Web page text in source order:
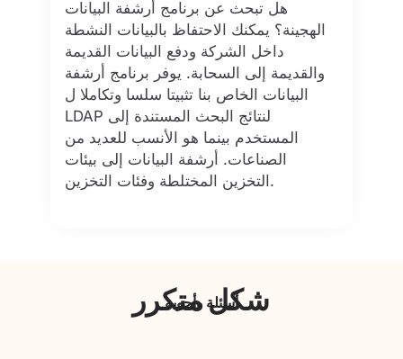
هل تبحث عن برنامج أرشفة البيانات
الهجينة؟ يمكنك الاحتفاظ بالبيانات النشطة
داخل الشركة ودفع البيانات القديمة
والقديمة إلى السحابة. يوفر برنامج أرشفة
البيانات الخاص بنا تثبيتا سلسا وتكاملا ل
LDAP لنتائج البحث المستندة إلى
المستخدم بينما هو الأنسب للعديد من
الصناعات. أرشفة البيانات إلى بيئات
التخزين المختلطة وفئات التخزين.
شكل متكرر
أسئلة وأجوبة